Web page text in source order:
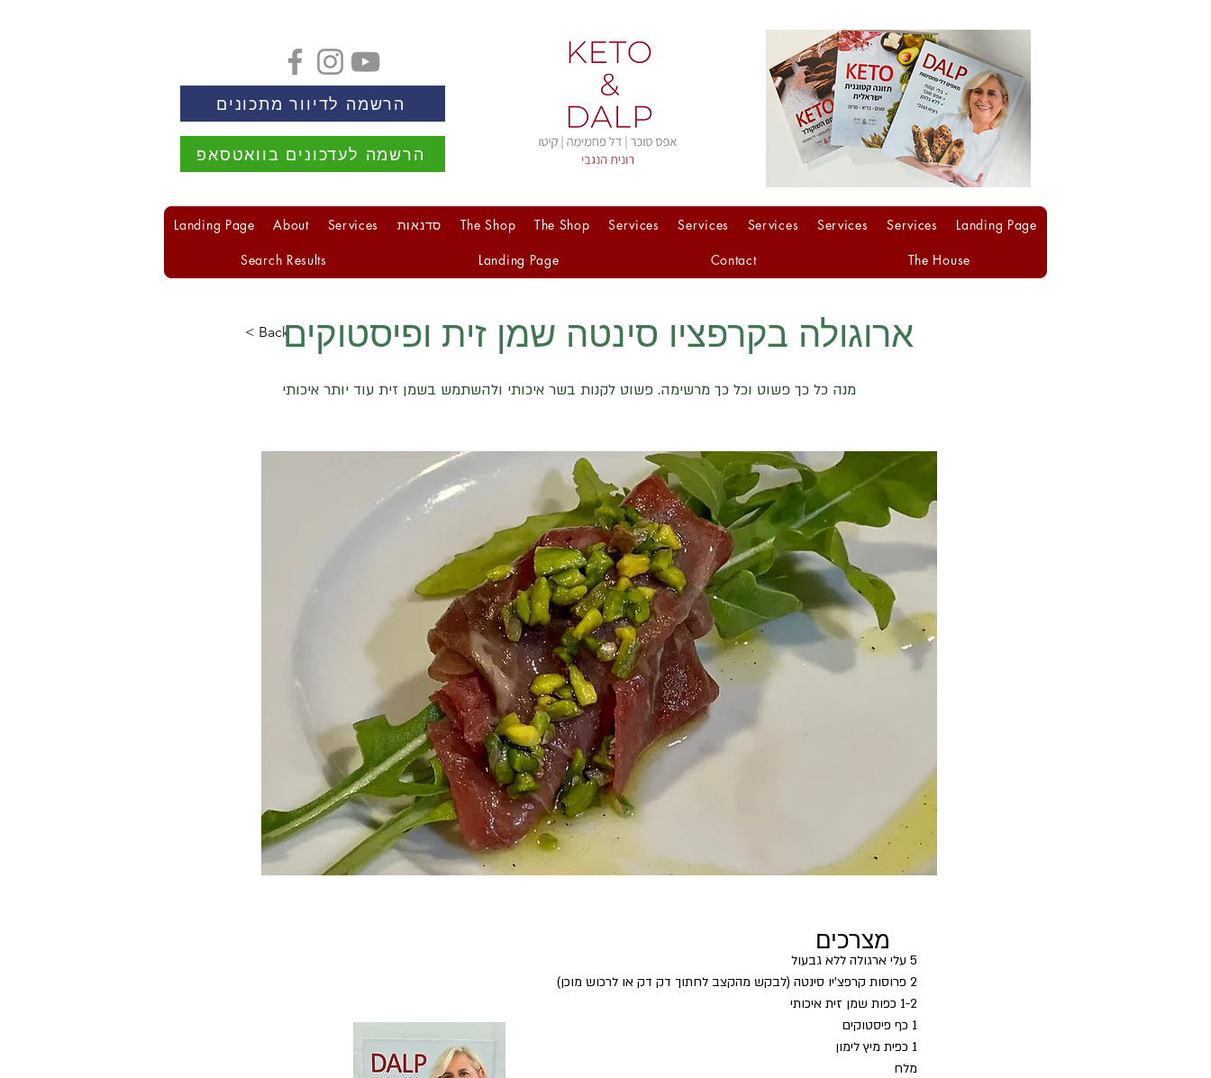
הרשמה לדיוור מתכונים
הרשמה לעדכונים בוואטסאפ
Landing Page
Services
Services
Services
Services
Services
The Shop
The Shop סדנאות Services
About
Landing Page
The House
Contact
Landing Page
Search Results
< Backארוגולה בקרפציו סינטה שמן זית ופיסטוקים
מנה כל כך פשוט וכל כך מרשימה. פשוט לקנות בשר איכותי ולהשתמש בשמן זית עוד יותר איכותי
מצרכים
5 עלי ארגולה ללא גבעול
2 פרוסות קרפצ'יו סינטה (לבקש מהקצב לחתוך דק דק או לרכוש מוכן)
1-2 כפות שמן זית איכותי
1 כף פיסטוקים
1 כפית מיץ לימון
מלח